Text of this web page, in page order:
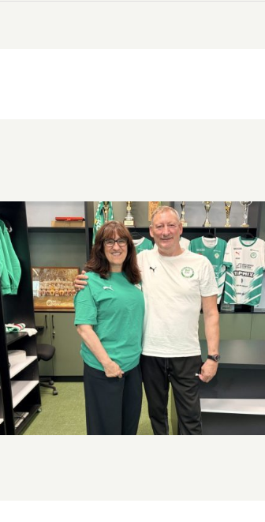
Válogatott klasszis csatlakozik a
bátorETOmanók csapatához